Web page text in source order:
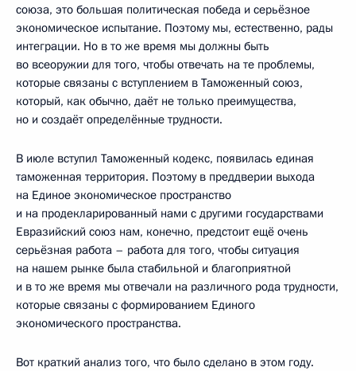
союза, это большая политическая победа и серьёзное
экономическое испытание. Поэтому мы, естественно, рады
интеграции. Но в то же время мы должны быть
во всеоружии для того, чтобы отвечать на те проблемы,
которые связаны с вступлением в Таможенный союз,
который, как обычно, даёт не только преимущества,
но и создаёт определённые трудности.
В июле вступил Таможенный кодекс, появилась единая
таможенная территория. Поэтому в преддверии выхода
на Единое экономическое пространство
и на продекларированный нами с другими государствами
Евразийский союз нам, конечно, предстоит ещё очень
серьёзная работа – работа для того, чтобы ситуация
на нашем рынке была стабильной и благоприятной
и в то же время мы отвечали на различного рода трудности,
которые связаны с формированием Единого
экономического пространства.
Вот краткий анализ того, что было сделано в этом году.